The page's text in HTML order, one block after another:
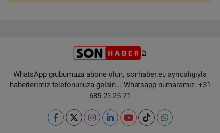
WhatsApp grubumuza abone olun, sonhaber.eu ayrıcalığıyla
haberlerimiz telefonunuza gelsin... Whatsapp numaramız: +31
685 23 25 71